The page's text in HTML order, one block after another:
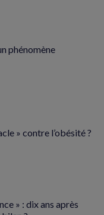
phénomène
» contre l’obésité ?
» : dix ans après